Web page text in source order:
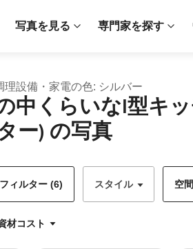
写真を見る 専門家を探す
理設備・家電の色: シルバー
中くらいなI型キ
ー) の写真
ィルター (6) スタイル 空
材コスト